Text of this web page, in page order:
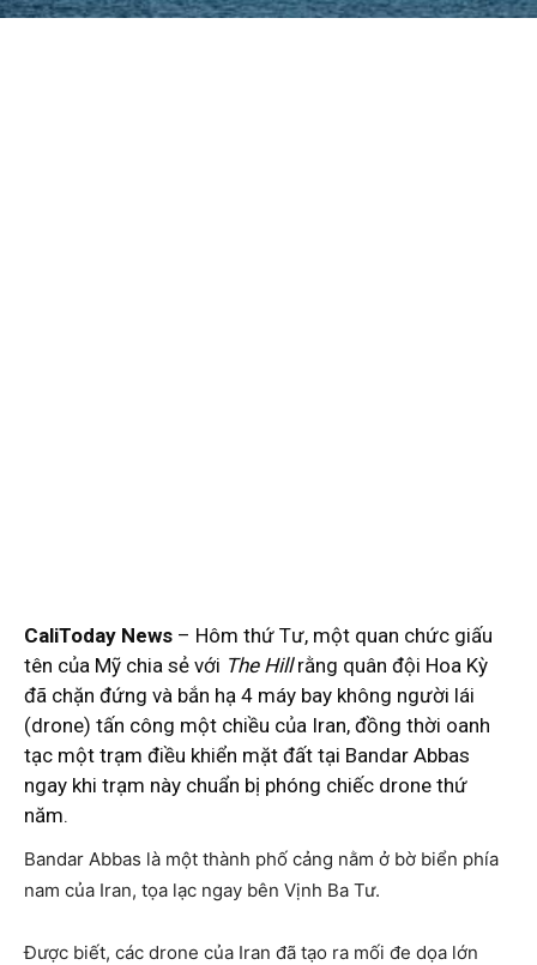
CaliToday News – Hôm thứ Tư, một quan chức giấu
tên của Mỹ chia sẻ với The Hillrằng quân đội Hoa Kỳ
đã chặn đứng và bắn hạ 4 máy bay không người lái
(drone) tấn công một chiều của Iran, đồng thời oanh
tạc một trạm điều khiển mặt đất tại Bandar Abbas
ngay khi trạm này chuẩn bị phóng chiếc drone thứ
năm.
Bandar Abbas là một thành phố cảng nằm ở bờ biển phía
nam của Iran, tọa lạc ngay bên Vịnh Ba Tư.
Được biết, các drone của Iran đã tạo ra mối đe dọa lớn